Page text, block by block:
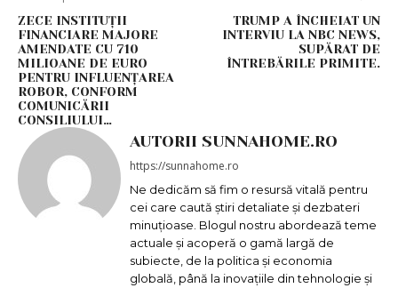
ZECE INSTITUȚII
FINANCIARE MAJORE
AMENDATE CU 710
MILIOANE DE EURO
PENTRU INFLUENȚAREA
ROBOR, CONFORM
COMUNICĂRII
CONSILIULUI…
TRUMP A ÎNCHEIAT UN
INTERVIU LA NBC NEWS,
SUPĂRAT DE
ÎNTREBĂRILE PRIMITE.
AUTORII SUNNAHOME.RO
https://sunnahome.ro
Ne dedicăm să fim o resursă vitală pentru
cei care caută știri detaliate și dezbateri
minuțioase. Blogul nostru abordează teme
actuale și acoperă o gamă largă de
subiecte, de la politica și economia
globală, până la inovațiile din tehnologie și